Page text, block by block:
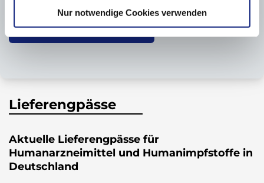
Nur notwendige Cookies verwenden
Lieferengpässe
Aktuelle Lieferengpässe für
Humanarzneimittel und Humanimpfstoffe in
Deutschland